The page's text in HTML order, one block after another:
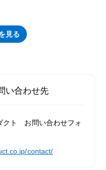
見る
い合わせ先
クト お問い合わせフォ
contact/